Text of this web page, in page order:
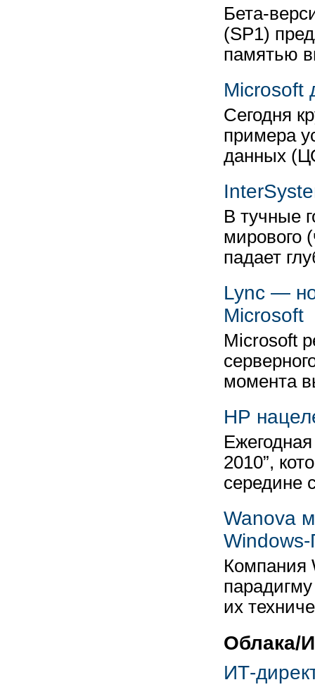
Бета-
(SP1)
памятью
Microsoft
Сегодня
примера
данных
В тучные
мирового
падает
Lync —
Microsoft
Microsoft
момента
HP
2010”,
середине
Wanova
Компания
их
Облака/
ИТ-